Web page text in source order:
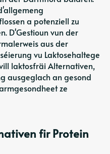
a potenziell zu
D'Gestioun vun der
aus der
vu Laktosehaltege
laktosfräi Alternativen,
ausgeglach an gesond
ze
fir Protein